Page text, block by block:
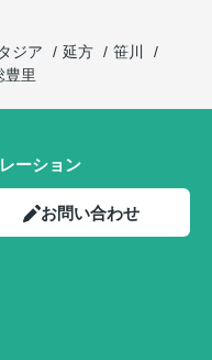
ジア 延方
笹川
豊里
ーション
お問い合わせ